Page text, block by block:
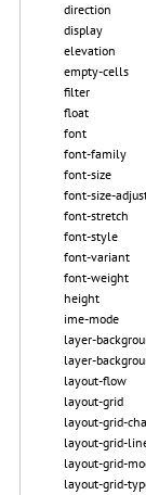
direction
display
elevation
empty-cells
filter
float
font
font-family
font-size
font-size-
font-stretch
font-style
font-variant
font-weight
height
ime-mode
layer-
layer-
layout-flow
layout-grid
layout-grid-
layout-grid-
layout-grid-
layout-grid-